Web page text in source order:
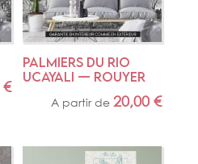
€
Palmiers du Rio
Ucayali — Rouyer
A partir de 20,00€